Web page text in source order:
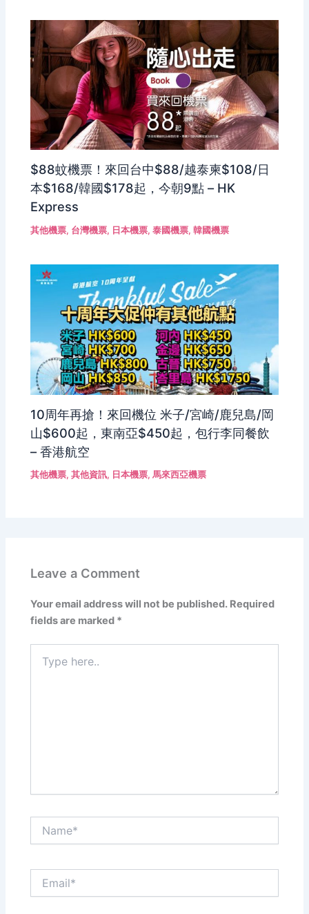
$88蚊機票！來回台中$88/越泰柬$108/日
本$168/韓國$178起，今朝9點 – HK
Express
其他機票, 台灣機票, 日本機票,泰國機票,韓國機票
10周年再搶！來回機位 米子/宮崎/鹿兒島/岡
山$600起，東南亞$450起，包行李同餐飲
– 香港航空
其他機票,其他資訊, 日本機票,馬來西亞機票
Leave a Comment
Your email address will not be published. Required
fields are marked *
here..